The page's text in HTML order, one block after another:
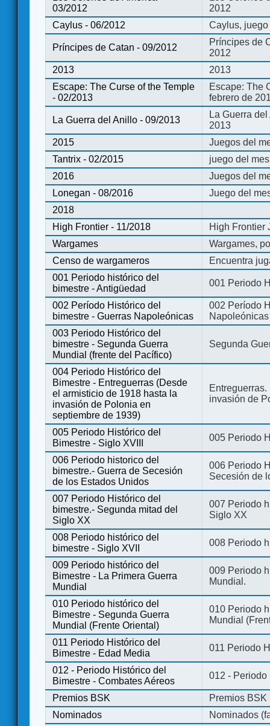
03/2012
2012
Caylus - 06/2012
Caylus,
Príncipes de Catan - 09/2012
Príncipes de
2012
2013
2013
Escape: The Curse of the Temple
- 02/2013
Escape: The
febrero de
La Guerra del Anillo - 09/2013
La Guerra
2013
2015
Juegos del
Tantrix - 02/2015
juego del
2016
Juegos del
Lonegan - 08/2016
Juego del
2018
High Frontier - 11/2018
High Frontier
Wargames
Wargames,
Censo de wargameros
Encuentra
001 Periodo histórico del
bimestre - Antigüedad
001 Periodo
002 Período Histórico del
bimestre - Guerras Napoleónicas
002 Período
Napoleónicas
003 Periodo Histórico del
bimestre - Segunda Guerra
Mundial (frente del Pacífico)
Segunda
004 Periodo Histórico del
Bimestre - Entreguerras (Desde
el armisticio de 1918 hasta la
invasión de Polonia en
septiembre de 1939)
invasión de
005 Periodo Histórico del
Bimestre - Siglo XVIII
005 Periodo
006 Periodo historico del
bimestre.- Guerra de Secesión
de los Estados Unidos
006 Periodo
Secesión de
007 Periodo Histórico del
bimestre.- Segunda mitad del
Siglo XX
007 Periodo
Siglo XX
008 Periodo histórico del
bimestre - Siglo XVII
008 Periodo
009 Periodo histórico del
Bimestre - La Primera Guerra
Mundial
009 Periodo
Mundial.
010 Periodo histórico del
Bimestre - Segunda Guerra
Mundial (Frente Oriental)
010 Periodo
Mundial
011 Periodo Histórico del
Bimestre - Edad Media
011 Periodo
012 - Periodo Histórico del
Bimestre - Combates Aéreos
012 - Periodo
Premios BSK
Premios BSK
Nominados
Nominados